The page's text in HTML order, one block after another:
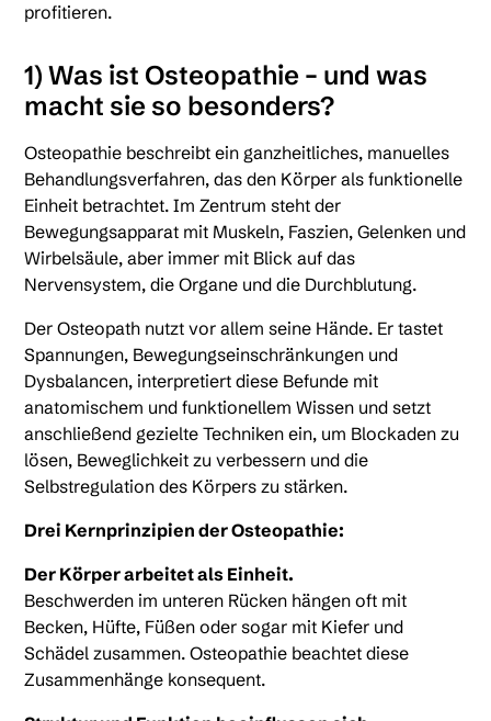
profitieren.
1) Was ist Osteopathie – und was
macht sie so besonders?
Osteopathie beschreibt ein ganzheitliches, manuelles
Behandlungsverfahren, das den Körper als funktionelle
Einheit betrachtet. Im Zentrum steht der
Bewegungsapparat mit Muskeln, Faszien, Gelenken und
Wirbelsäule, aber immer mit Blick auf das
Nervensystem, die Organe und die Durchblutung.
Der Osteopath nutzt vor allem seine Hände. Er tastet
Spannungen, Bewegungseinschränkungen und
Dysbalancen, interpretiert diese Befunde mit
anatomischem und funktionellem Wissen und setzt
anschließend gezielte Techniken ein, um Blockaden zu
lösen, Beweglichkeit zu verbessern und die
Selbstregulation des Körpers zu stärken.
Drei Kernprinzipien der Osteopathie:
Der Körper arbeitet als Einheit.
Beschwerden im unteren Rücken hängen oft mit
Becken, Hüfte, Füßen oder sogar mit Kiefer und
Schädel zusammen. Osteopathie beachtet diese
Zusammenhänge konsequent.